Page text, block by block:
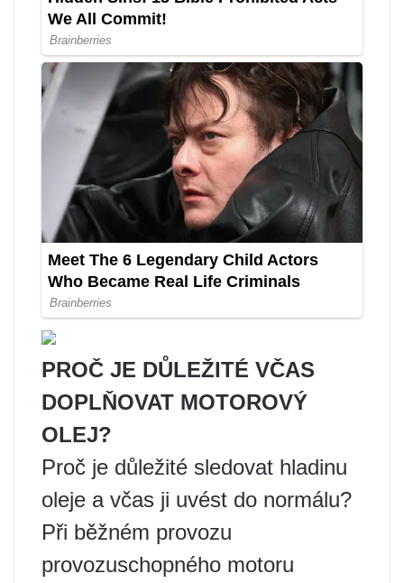
PROČ JE DŮLEŽITÉ VČAS
DOPLŇOVAT MOTOROVÝ
OLEJ?
Proč je důležité sledovat hladinu
oleje a včas ji uvést do normálu?
Při běžném provozu
provozuschopného motoru